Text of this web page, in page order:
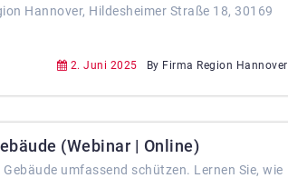
Hildesheimer Straße 18, 30169
2. Juni 2025 By Firma Region Hannover
(Webinar | Online)
umfassend schützen. Lernen Sie, wie